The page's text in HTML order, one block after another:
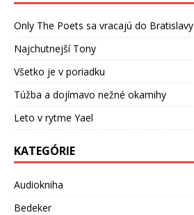
Only The Poets sa vracajú do Bratislavy
Najchutnejší Tony
Všetko je v poriadku
Túžba a dojímavo nežné okamihy
Leto v rytme Yael
KATEGÓRIE
Audiokniha
Bedeker